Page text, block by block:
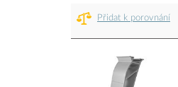
Přidat k porovnání